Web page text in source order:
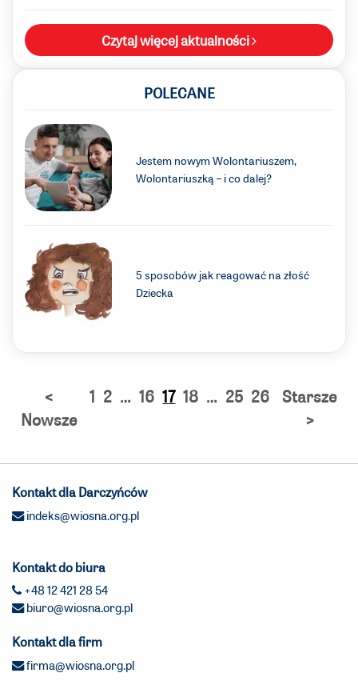
Czytaj więcej aktualności
POLECANE
Jestem nowym Wolontariuszem,
Wolontariuszką – i co dalej?
5 sposobów jak reagować na złość
Dziecka
<
Nowsze
1 2 … 16 17 18 … 25 26
Starsze
>
Kontakt dla Darczyńców
indeks@wiosna.org.pl
Kontakt do biura
+48 12 421 28 54
biuro@wiosna.org.pl
Kontakt dla firm
firma@wiosna.org.pl